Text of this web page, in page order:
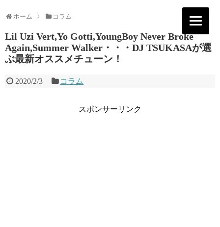
ホーム コラム
Lil Uzi Vert,Yo Gotti,YoungBoy Never Broke
Again,Summer Walker・・・DJ TSUKASAが選
ぶ最新オススメチューン！
2020/2/3 コラム
スポンサーリンク